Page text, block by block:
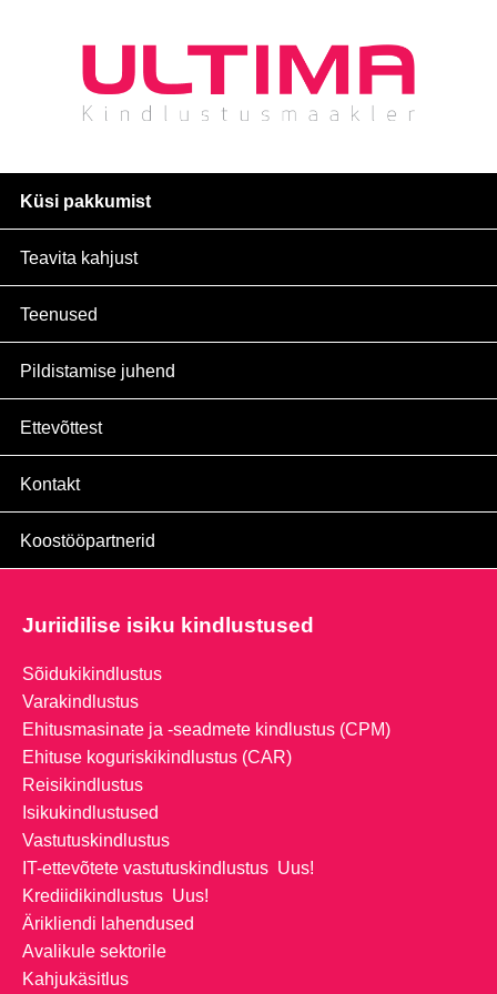
Küsi pakkumist
Teavita kahjust
Teenused
Pildistamise juhend
Ettevõttest
Kontakt
Koostööpartnerid
Juriidilise isiku kindlustused
Sõidukikindlustus
Varakindlustus
Ehitusmasinate ja -seadmete kindlustus (CPM)
Ehituse koguriskikindlustus (CAR)
Reisikindlustus
Isikukindlustused
Vastutuskindlustus
IT-ettevõtete vastutuskindlustus Uus!
Krediidikindlustus Uus!
Ärikliendi lahendused
Avalikule sektorile
Kahjukäsitlus